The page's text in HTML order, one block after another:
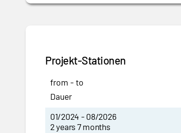
Projekt-Stationen
from - to
Dauer
01/2024 - 08/2026
2 years 7 months